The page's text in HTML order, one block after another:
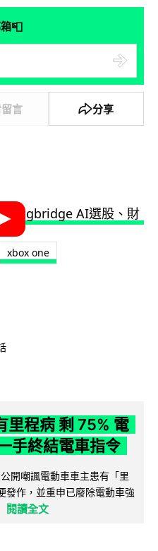
📮
言 分享
xbox one
里程病 剩 75% 電
手終結電車指令
開嘲諷電動車車主患有「里
發作，並重申已廢除電動車強
閱讀全文